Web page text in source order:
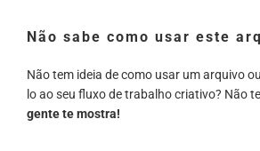
Não sabe como usar este
Não tem ideia de como usar um arquivo
lo ao seu fluxo de trabalho criativo? Não
gente te mostra!